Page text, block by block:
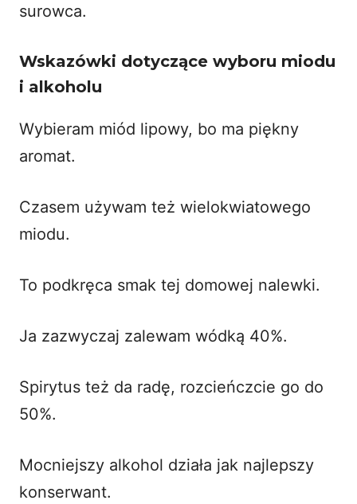
surowca.
Wskazówki dotyczące wyboru miodu
i alkoholu
Wybieram miód lipowy, bo ma piękny
aromat.
Czasem używam też wielokwiatowego
miodu.
To podkręca smak tej domowej nalewki.
Ja zazwyczaj zalewam wódką 40%.
Spirytus też da radę, rozcieńczcie go do
50%.
Mocniejszy alkohol działa jak najlepszy
konserwant.